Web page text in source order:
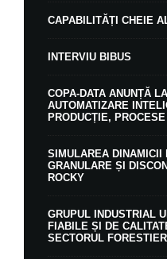
CAPABILITĂȚI CHEIE
INTERVIU BIBUS
COPA-DATA ANUNȚĂ
AUTOMATIZARE
PRODUCȚIE,
SIMULAREA DINAMICII
GRANULARE ȘI
ROCKY
GRUPUL INDUSTRIAL
FIABILE ȘI DE
SECTORUL